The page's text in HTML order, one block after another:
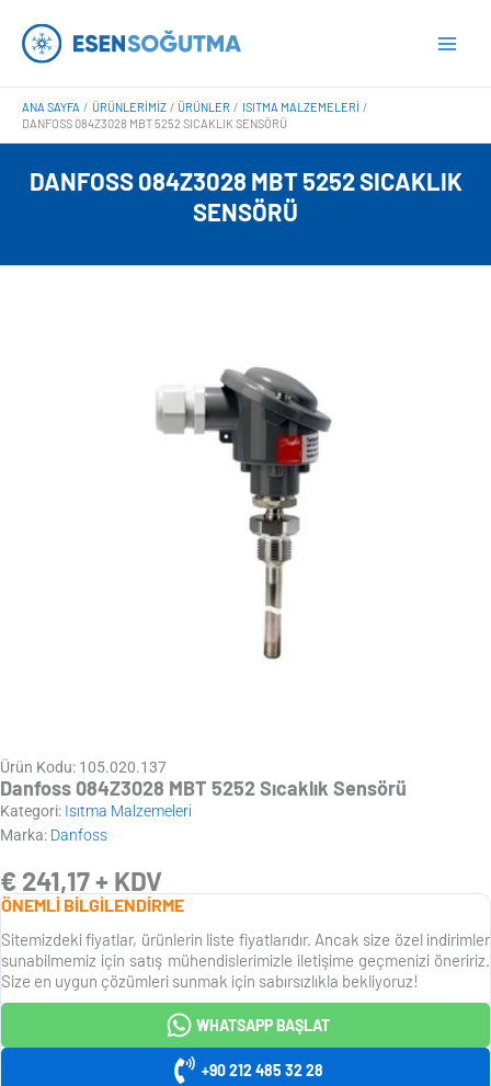
atla
ANA SAYFA ÜRÜNLERIMIZ ÜRÜNLER
ISITMA MALZEMELERI
DANFOSS 084Z3028 MBT 5252 SICAKLIK SENSÖRÜ
DANFOSS 084Z3028 MBT 5252 SICAKLIK
SENSÖRÜ
Ürün Kodu: 105.020.137
Danfoss 084Z3028 MBT 5252 Sıcaklık Sensörü
Kategori: Isıtma Malzemeleri
Marka: Danfoss
€ 241,17+ KDV
ÖNEMLİ BİLGİLENDİRME
Sitemizdeki fiyatlar, ürünlerin liste fiyatlarıdır. Ancak size özel indirimler
sunabilmemiz için satış mühendislerimizle iletişime geçmenizi öneririz.
Size en uygun çözümleri sunmak için sabırsızlıkla bekliyoruz!
WHATSAPP BAŞLAT
+90 212 485 32 28